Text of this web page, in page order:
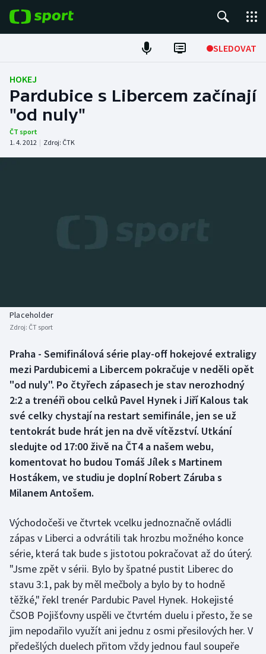
SLEDOVAT
Fotbal
Hokej
Tenis
Atletika
Biatlon
Boby a skeleton
Box
Curling
Dostihy
Florbal
Gymnastika
Házená
Jezdectví
Judo
Aplikace ČT sport
AZ kvíz
HOKEJ
Pardubice s Libercem začínají
"od nuly"
ČT sport
1. 4. 2012 | Zdroj: ČTK
Placeholder
Zdroj: ČT sport
Praha - Semifinálová série play-off hokejové extraligy
mezi Pardubicemi a Libercem pokračuje v neděli opět
"od nuly". Po čtyřech zápasech je stav nerozhodný
2:2 a trenéři obou celků Pavel Hynek i Jiří Kalous tak
své celky chystají na restart semifinále, jen se už
tentokrát bude hrát jen na dvě vítězství. Utkání
sledujte od 17:00 živě na ČT4 a našem webu,
komentovat ho budou Tomáš Jílek s Martinem
Hostákem, ve studiu je doplní Robert Záruba s
Milanem Antošem.
Východočeši ve čtvrtek vcelku jednoznačně ovládli
zápas v Liberci a odvrátili tak hrozbu možného konce
série, která tak bude s jistotou pokračovat až do úterý.
"Jsme zpět v sérii. Bylo by špatné pustit Liberec do
stavu 3:1, pak by měl mečboly a bylo by to hodně
těžké," řekl trenér Pardubic Pavel Hynek. Hokejisté
ČSOB Pojišťovny uspěli ve čtvrtém duelu i přesto, že se
jim nepodařilo využít ani jednu z osmi přesilových her. V
předešlých duelech přitom vždy jednou faul soupeře